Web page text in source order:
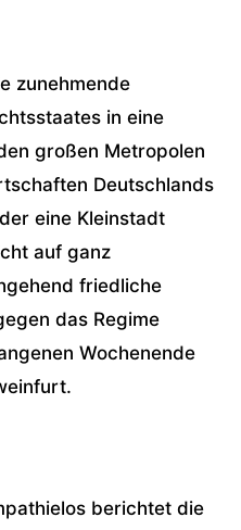
zunehmende
in eine
großen Metropolen
Deutschlands
eine Kleinstadt
auf ganz
friedliche
das Regime
Wochenende
berichtet die